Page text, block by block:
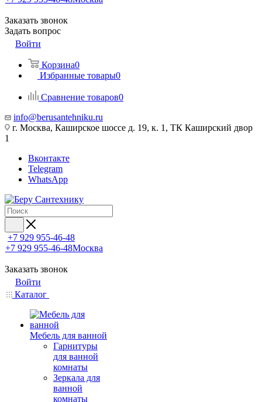
Заказать звонок
Задать вопрос
Войти
Корзина0
Избранные товары0
Сравнение товаров0
info@berusantehniku.ru
г. Москва, Каширское шоссе д. 19, к. 1, ТК Каширский двор
1
Вконтакте
Telegram
WhatsApp
+7 929 955-46-48
+7 929 955-46-48Москва
Заказать звонок
Войти
Каталог
Мебель для ванной
Гарнитуры
для ванной
комнаты
Зеркала для
ванной
комнаты